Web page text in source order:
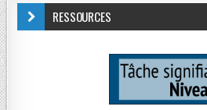
RESSOURCES